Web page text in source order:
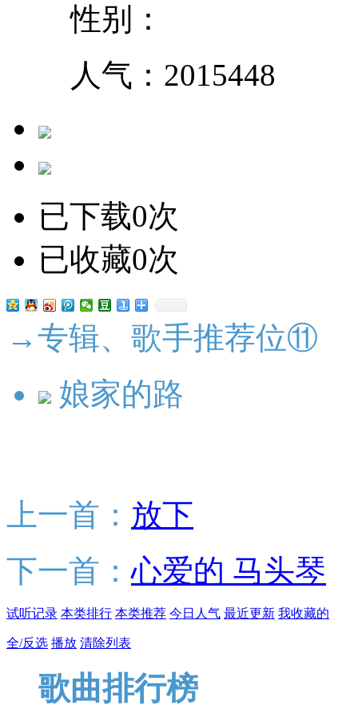
性别：
人气： 2015448
已下载0次
已收藏0次
→专辑、歌手推荐位⑪
娘家的路
上一首： 放下
下一首：心爱的 马头琴
试听记录 本类排行 本类推荐 今日人气 最近更新 我收藏的
全/反选 播放 清除列表
歌曲排行榜